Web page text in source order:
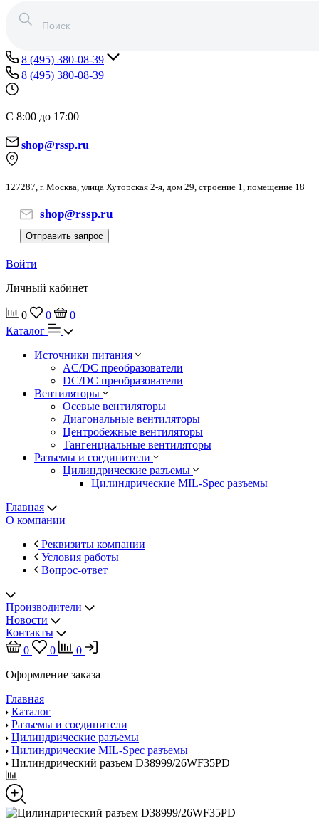
8 (495) 380-08-39
8 (495) 380-08-39
С 8:00 до 17:00
shop@rssp.ru
127287, г. Москва, улица Хуторская 2-я, дом 29, строение 1, помещение 18
shop@rssp.ru
Отправить запрос
Войти
Личный кабинет
0 0
0
Каталог
Источники питания
AC/DC преобразователи
DC/DC преобразователи
Вентиляторы
Осевые вентиляторы
Диагональные вентиляторы
Центробежные вентиляторы
Тангенциальные вентиляторы
Разъемы и соединители
Цилиндрические разъемы
Цилиндрические MIL-Spec разъемы
Главная
О компании
Реквизиты компании
Условия работы
Вопрос-ответ
Производители
Новости
Контакты
0
0
0
Оформление заказа
Главная
Каталог
Разъемы и соединители
Цилиндрические разъемы
Цилиндрические MIL-Spec разъемы
Цилиндрический разъем D38999/26WF35PD